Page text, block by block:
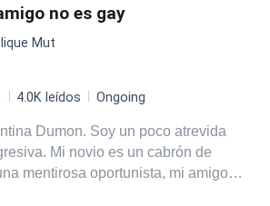
no es gay
Mut
4.0K leídos Ongoing
Dumon. Soy un poco atrevida
Mi novio es un cabrón de
mentirosa oportunista, mi amigo